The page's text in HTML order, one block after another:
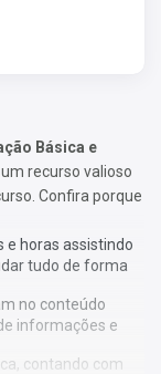
Básica e
um recurso valioso
Confira porque
e horas assistindo
tudo de forma
no conteúdo
informações e
contando com